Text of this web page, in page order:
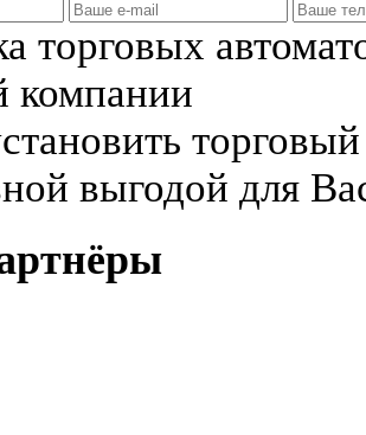
торговых
компании
выгодой для